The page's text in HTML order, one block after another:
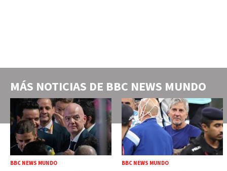
MÁS NOTICIAS DE BBC NEWS MUNDO
BBC NEWS MUNDO BBC NEWS MUNDO